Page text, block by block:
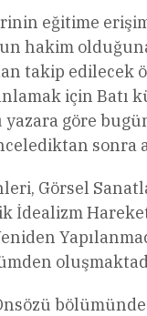
eğitime
hakim
takip edilecek
için Batı
göre
sonra
Görsel
İdealizm
bölümünde